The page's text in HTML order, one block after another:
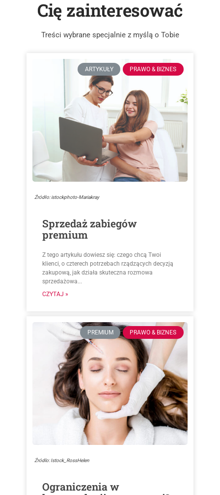
Cię zainteresować
Treści wybrane specjalnie z myślą o Tobie
ARTYKUŁY PRAWO & BIZNES
Źródło: istockphoto-Mariakray
Sprzedaż zabiegów
premium
Z tego artykułu dowiesz się: czego chcą Twoi
klienci, o czterech potrzebach rządzących decyzją
zakupową, jak działa skuteczna rozmowa
sprzedażowa...
CZYTAJ »
PREMIUM PRAWO & BIZNES
Źródlo: Istock_RossHelen
Ograniczenia w